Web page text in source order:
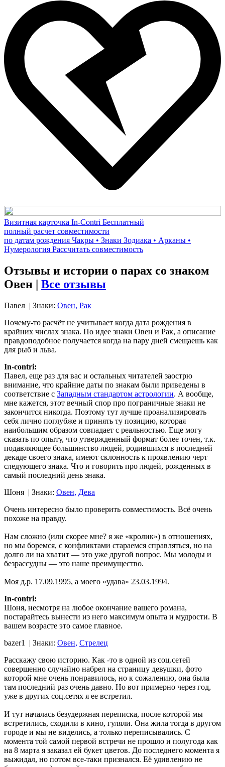
Визитная карточка In-Contri Бесплатный
полный расчет совместимости
по датам рождения Чакры • Знаки Зодиака • Арканы •
Нумерология Рассчитать совместимость
Отзывы и истории о парах со знаком
Овен | Все отзывы
Павел | Знаки: Овен, Рак
Почему-то расчёт не учитывает когда дата рождения в
крайних числах знака. По идее знаки Овен и Рак, а описание
правдоподобное получается когда на пару дней смещаешь как
для рыб и льва.
In-contri:
Павел, еще раз для вас и остальных читателей заострю
внимание, что крайние даты по знакам были приведены в
соответствие с Западным стандартом астрологии. А вообще,
мне кажется, этот вечный спор про пограничные знаки не
закончится никогда. Поэтому тут лучше проанализировать
себя лично поглубже и принять ту позицию, которая
наибольшим образом совпадает с реальностью. Еще могу
сказать по опыту, что утвержденный формат более точен, т.к.
подавляющее большинство людей, родившихся в последней
декаде своего знака, имеют склонность к проявлению черт
следующего знака. Что и говорить про людей, рожденных в
самый последний день знака.
Шоня | Знаки: Овен, Дева
Очень интересно было проверить совместимость. Всё очень
похоже на правду.
Нам сложно (или скорее мне? я же «кролик») в отношениях,
но мы боремся, с конфликтами стараемся справляться, но на
долго ли на хватит — это уже другой вопрос. Мы молоды и
безрассудны — это наше преимущество.
Моя д.р. 17.09.1995, а моего «удава» 23.03.1994.
In-contri:
Шоня, несмотря на любое окончание вашего романа,
постарайтесь вынести из него максимум опыта и мудрости. В
вашем возрасте это самое главное.
bazer1
| Знаки: Овен, Стрелец
Расскажу свою историю. Как -то в одной из соц.сетей
совершенно случайно набрел на страницу девушки, фото
которой мне очень понравилось, но к сожалению, она была
там последний раз очень давно. Но вот примерно через год,
уже в других соц.сетях я ее встретил.
И тут началась безудержная переписка, после которой мы
встретились, сходили в кино, гуляли. Она жила тогда в другом
городе и мы не виделись, а только переписывались. С
момента той самой первой встречи не прошло и полугода как
на 8 марта я заказал ей букет цветов. До последнего момента я
выжидал, но потом все-таки признался. Её удивлению не